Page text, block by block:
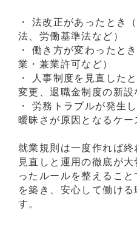
・ 法改正があったとき
法、労働基準法など）
・ 働き方が変わったと
業・兼業許可など）
・ 人事制度を見直した
変更、退職金制度の新設
・ 労務トラブルが発生
曖昧さが原因となるケー
就業規則は一度作れば
見直しと運用の徹底が
ったルールを整えるこ
を築き、安心して働け
す。